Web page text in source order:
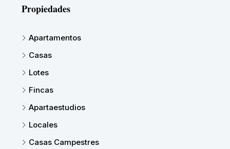
Propiedades
Apartamentos
Casas
Lotes
Fincas
Apartaestudios
Locales
Casas Campestres